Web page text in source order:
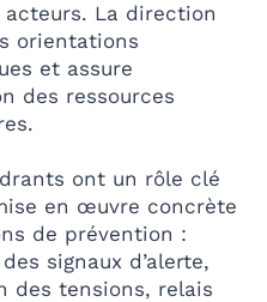
acteurs. La direction
orientations
et assure
des ressources
ont un rôle clé
en œuvre concrète
de prévention :
signaux d’alerte,
des tensions, relais